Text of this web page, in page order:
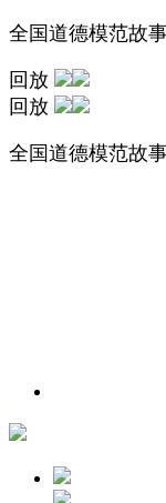
全国道德模范故
回放
回放
全国道德模范故